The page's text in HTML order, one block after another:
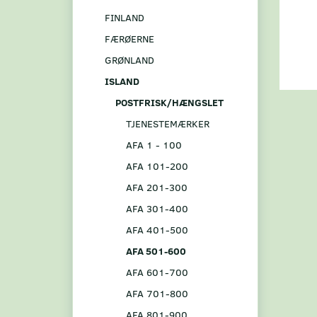
FINLAND
FÆRØERNE
GRØNLAND
ISLAND
POSTFRISK/HÆNGSLET
TJENESTEMÆRKER
AFA 1 - 100
AFA 101-200
AFA 201-300
AFA 301-400
AFA 401-500
AFA 501-600
AFA 601-700
AFA 701-800